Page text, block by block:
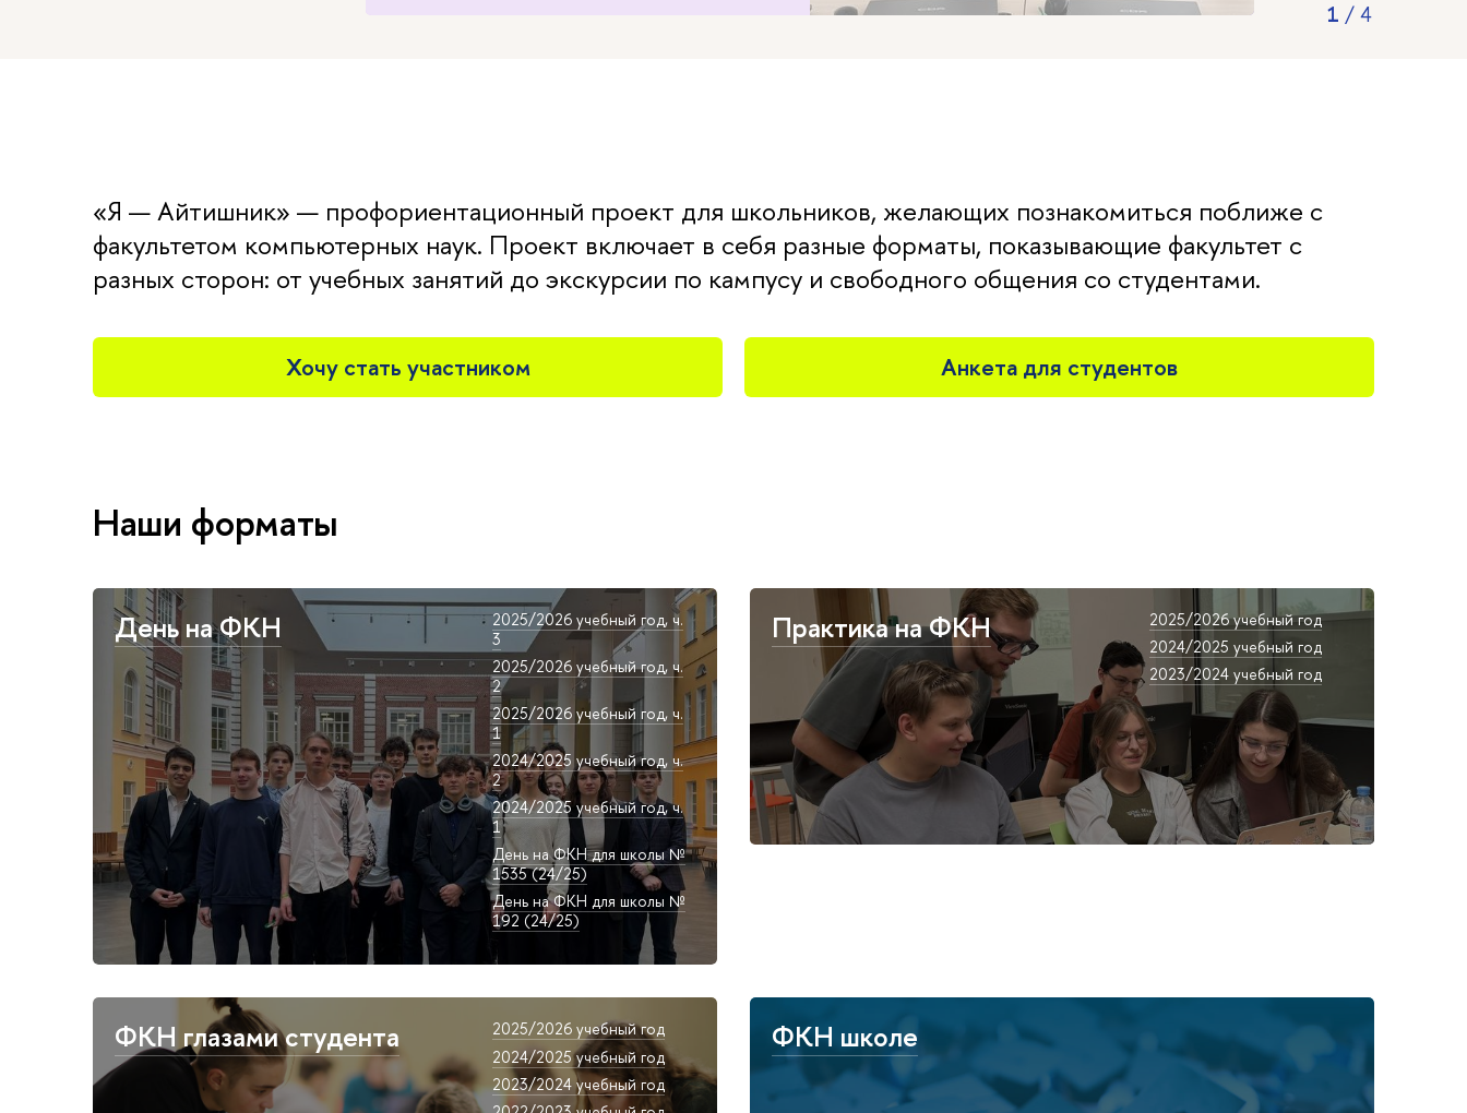
2 / 4
«Я — Айтишник» — профориентационный проект для школьников, желающих познакомиться поближе с
факультетом компьютерных наук. Проект включает в себя разные форматы, показывающие факультет с
разных сторон: от учебных занятий до экскурсии по кампусу и свободного общения со студентами.
Хочу стать участником Анкета для студентов
Наши форматы
День на ФКН
2025/2026 учебный год, ч.
3
2025/2026 учебный год, ч.
2
2025/2026 учебный год, ч.
1
2024/2025 учебный год, ч.
2
2024/2025 учебный год, ч.
1
День на ФКН для школы №
1535 (24/25)
День на ФКН для школы №
192 (24/25)
Практика на ФКН
2025/2026 учебный год
2024/2025 учебный год
2023/2024 учебный год
ФКН глазами студента
2025/2026 учебный год
2024/2025 учебный год
2023/2024 учебный год
ФКН школе